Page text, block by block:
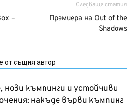
–
Следваща статия
Премиера на Out of the
Shadows
от същия автор
нови къмпинги и устойчиви
накъде върви къмпинг